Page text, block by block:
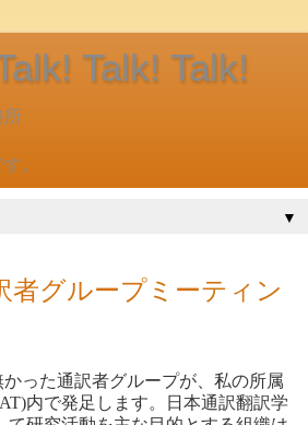
Talk! Talk!
所
。
▼
者グループミーティン
った通訳者グループが、私の所属
内で発足します。日本通訳翻訳学